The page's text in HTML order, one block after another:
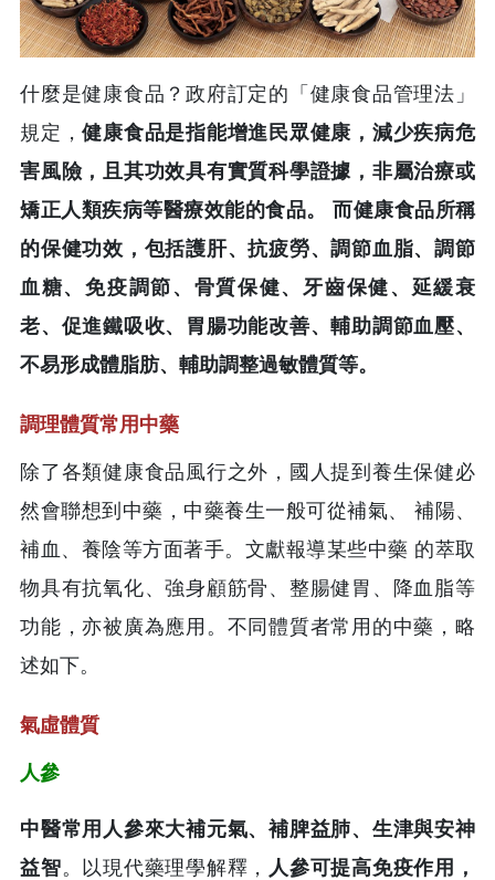
什麼是健康食品？政府訂定的「健康食品管理法」
規定，健康食品是指能增進民眾健康，減少疾病危
害風險，且其功效具有實質科學證據，非屬治療或
矯正人類疾病等醫療效能的食品。 而健康食品所稱
的保健功效，包括護肝、抗疲勞、調節血脂、調節
血糖、免疫調節、骨質保健、牙齒保健、延緩衰
老、促進鐵吸收、胃腸功能改善、輔助調節血壓、
不易形成體脂肪、輔助調整過敏體質等。
調理體質常用中藥
除了各類健康食品風行之外，國人提到養生保健必
然會聯想到中藥，中藥養生一般可從補氣、 補陽、
補血、養陰等方面著手。文獻報導某些中藥 的萃取
物具有抗氧化、強身顧筋骨、整腸健胃、降血脂等
功能，亦被廣為應用。不同體質者常用的中藥，略
述如下。
氣虛體質
人參
中醫常用人參來大補元氣、補脾益肺、生津與安神
益智。以現代藥理學解釋， 人參可提高免疫作用，